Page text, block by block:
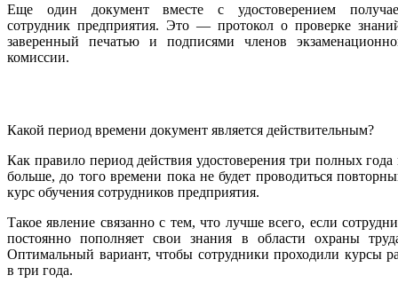
Еще один документ вместе с удостоверением
сотрудник предприятия. Это — протокол о проверке
заверенный печатью и подписями членов
комиссии.
Какой период времени документ является действительным?
Как правило период действия удостоверения три полных года
больше, до того времени пока не будет проводиться
курс обучения сотрудников предприятия.
Такое явление связанно с тем, что лучше всего, если
постоянно пополняет свои знания в области охраны
Оптимальный вариант, чтобы сотрудники проходили курсы
в три года.